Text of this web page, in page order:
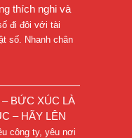
thích nghi và
đi đôi với tài
số. Nhanh chân
BỨC XÚC LÀ
– HÃY LÊN
công ty, yêu nơi